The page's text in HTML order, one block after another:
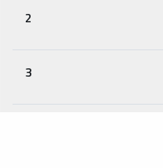
2
3